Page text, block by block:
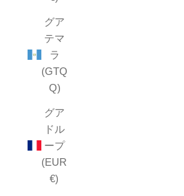
グア
テマ
ラ
(GTQ
Q)
グア
ドル
ープ
(EUR
€)